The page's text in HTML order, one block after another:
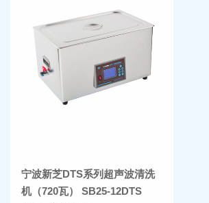
宁波新芝DTS系列超声波清洗
机（720瓦） SB25-12DTS